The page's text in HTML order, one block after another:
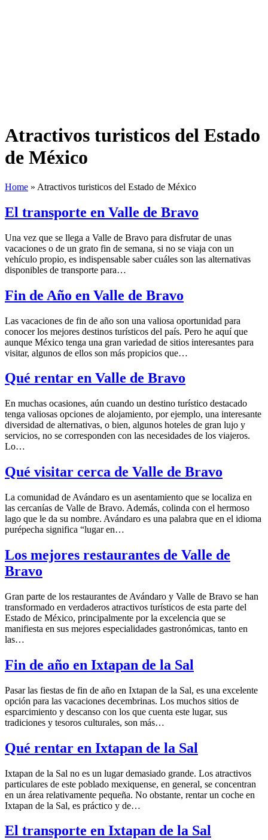
Atractivos turisticos del Estado
de México
Home » Atractivos turisticos del Estado de México
El transporte en Valle de Bravo
Una vez que se llega a Valle de Bravo para disfrutar de unas
vacaciones o de un grato fin de semana, si no se viaja con un
vehículo propio, es indispensable saber cuáles son las alternativas
disponibles de transporte para…
Fin de Año en Valle de Bravo
Las vacaciones de fin de año son una valiosa oportunidad para
conocer los mejores destinos turísticos del país. Pero he aquí que
aunque México tenga una gran variedad de sitios interesantes para
visitar, algunos de ellos son más propicios que…
Qué rentar en Valle de Bravo
En muchas ocasiones, aún cuando un destino turístico destacado
tenga valiosas opciones de alojamiento, por ejemplo, una interesante
diversidad de alternativas, o bien, algunos hoteles de gran lujo y
servicios, no se corresponden con las necesidades de los viajeros.
Lo…
Qué visitar cerca de Valle de Bravo
La comunidad de Avándaro es un asentamiento que se localiza en
las cercanías de Valle de Bravo. Además, colinda con el hermoso
lago que le da su nombre. Avándaro es una palabra que en el idioma
purépecha significa “lugar en…
Los mejores restaurantes de Valle de
Bravo
Gran parte de los restaurantes de Avándaro y Valle de Bravo se han
transformado en verdaderos atractivos turísticos de esta parte del
Estado de México, principalmente por la excelencia que se
manifiesta en sus mejores especialidades gastronómicas, tanto en
las…
Fin de año en Ixtapan de la Sal
Pasar las fiestas de fin de año en Ixtapan de la Sal, es una excelente
opción para las vacaciones decembrinas. Los muchos sitios de
esparcimiento y descanso con los que cuenta este lugar, sus
tradiciones y tesoros culturales, son más…
Qué rentar en Ixtapan de la Sal
Ixtapan de la Sal no es un lugar demasiado grande. Los atractivos
particulares de este poblado mexiquense, en general, se concentran
en un área relativamente pequeña. No obstante, rentar un coche en
Ixtapan de la Sal, es práctico y de…
El transporte en Ixtapan de la Sal